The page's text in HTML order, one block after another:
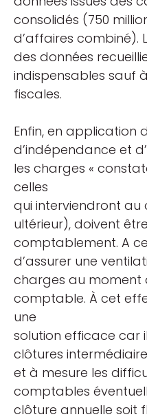
consolidés (750
d’affaires combiné).
des données
indispensables sauf
fiscales.
Enfin, en application
d’indépendance et
les charges «
celles
qui interviendront au
ultérieur), doivent
comptablement. A
d’assurer une
charges au moment
comptable. À cet
une
solution efficace car
clôtures
et à mesure les
comptables
clôture annuelle soit